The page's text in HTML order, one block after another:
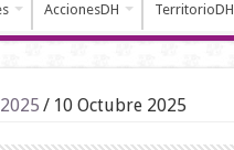
AccionesDH TerritorioDH
/ 10 Octubre 2025